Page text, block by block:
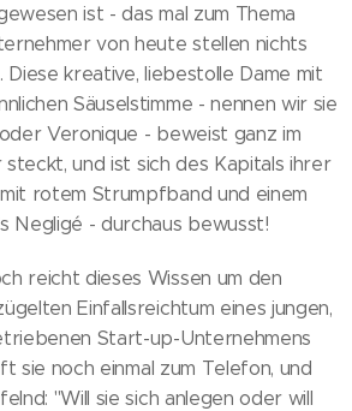
ist - das mal zum Thema
von heute stellen nichts
Diese kreative, liebestolle Dame mit
Säuselstimme - nennen wir sie
Veronique - beweist ganz im
steckt, und ist sich des Kapitals ihrer
rotem Strumpfband und einem
Negligé - durchaus bewusst!
reicht dieses Wissen um den
Einfallsreichtum eines jungen,
Start-up-Unternehmens
sie noch einmal zum Telefon, und
"Will sie sich anlegen oder will